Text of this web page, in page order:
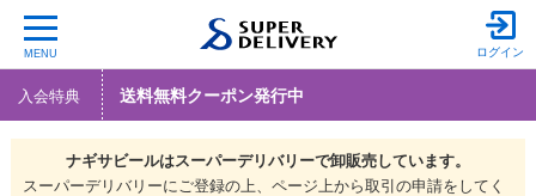
MENU ログイン
入会特典 送料無料クーポン発行中
ナギサビールはスーパーデリバリーで卸販売しています。
スーパーデリバリーにご登録の上、ページ上から取引の申請をしてく